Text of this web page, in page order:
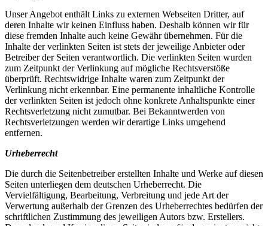
Unser Angebot enthält Links zu externen Webseiten Dritter, auf
deren Inhalte wir keinen Einfluss haben. Deshalb können wir für
diese fremden Inhalte auch keine Gewähr übernehmen. Für die
Inhalte der verlinkten Seiten ist stets der jeweilige Anbieter oder
Betreiber der Seiten verantwortlich. Die verlinkten Seiten wurden
zum Zeitpunkt der Verlinkung auf mögliche Rechtsverstöße
überprüft. Rechtswidrige Inhalte waren zum Zeitpunkt der
Verlinkung nicht erkennbar. Eine permanente inhaltliche Kontrolle
der verlinkten Seiten ist jedoch ohne konkrete Anhaltspunkte einer
Rechtsverletzung nicht zumutbar. Bei Bekanntwerden von
Rechtsverletzungen werden wir derartige Links umgehend
entfernen.
Urheberrecht
Die durch die Seitenbetreiber erstellten Inhalte und Werke auf diesen
Seiten unterliegen dem deutschen Urheberrecht. Die
Vervielfältigung, Bearbeitung, Verbreitung und jede Art der
Verwertung außerhalb der Grenzen des Urheberrechtes bedürfen der
schriftlichen Zustimmung des jeweiligen Autors bzw. Erstellers.